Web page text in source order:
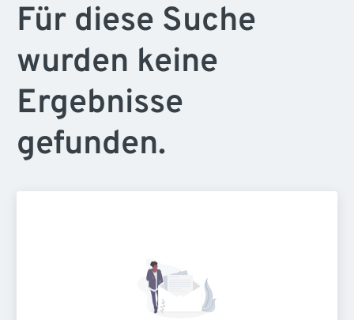
Für diese Suche
wurden keine
Ergebnisse
gefunden.